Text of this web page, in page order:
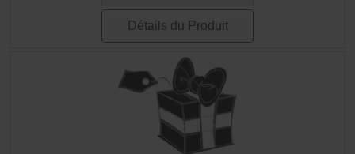
Détails du Produit